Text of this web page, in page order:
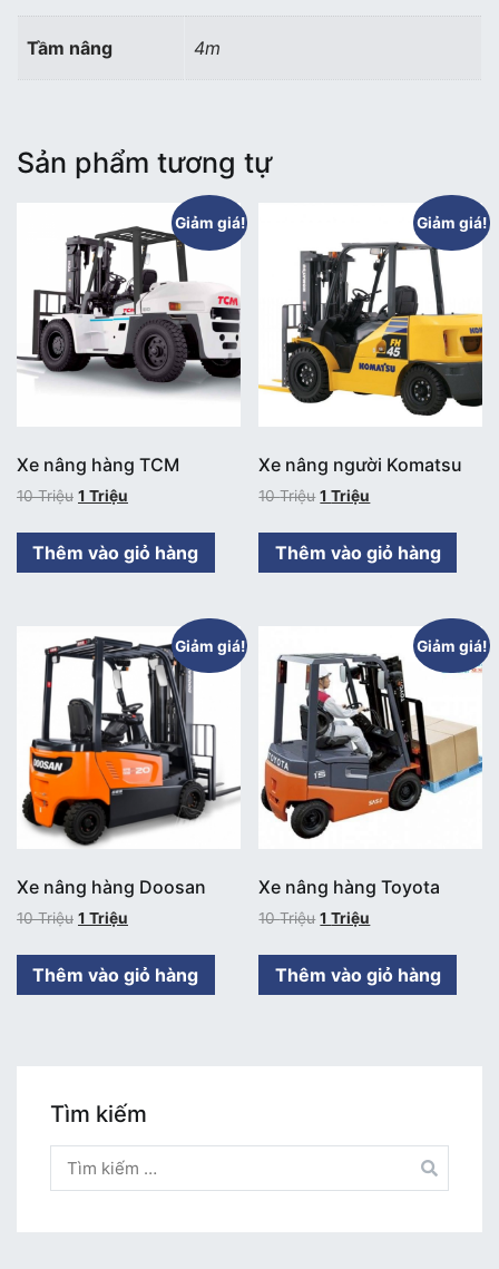
Tầm nâng 4m
Sản phẩm tương tự
Giảm giá!
Xe nâng hàng TCM
10Triệu 1 Triệu
Thêm vào giỏ hàng
Giảm giá!
Xe nâng người Komatsu
10Triệu 1Triệu
Thêm vào giỏ hàng
Giảm giá!
Xe nâng hàng Doosan
10Triệu 1 Triệu
Thêm vào giỏ hàng
Giảm giá!
Xe nâng hàng Toyota
10Triệu 1Triệu
Thêm vào giỏ hàng
Tìm kiếm
kiếm
cho: